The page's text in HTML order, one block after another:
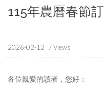
115年農曆春節
2026-02-12 / Views
各位親愛的讀者，您好：